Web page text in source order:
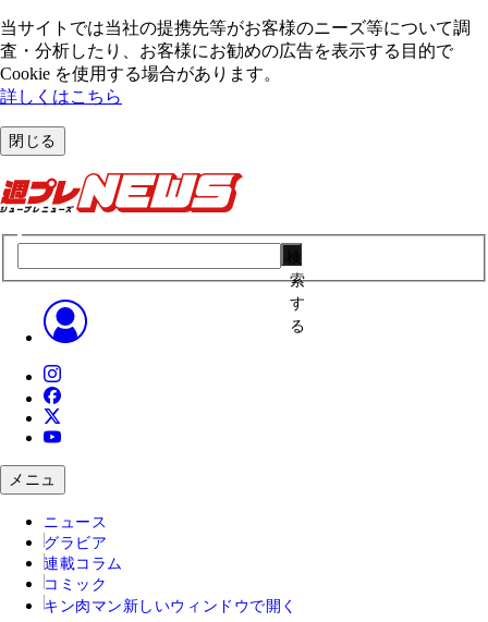
当サイトでは当社の提携先等がお客様のニーズ等について調
査・分析したり、お客様にお勧めの広告を表⽰する⽬的で
Cookie を使⽤する場合があります。
詳しくはこちら
閉じる
索
す
る
メニュ
ニュース
グラビア
連載コラム
コミック
キン肉マン 新しいウィンドウで開く